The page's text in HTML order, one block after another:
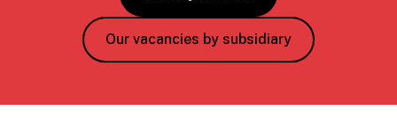
Our vacancies by subsidiary